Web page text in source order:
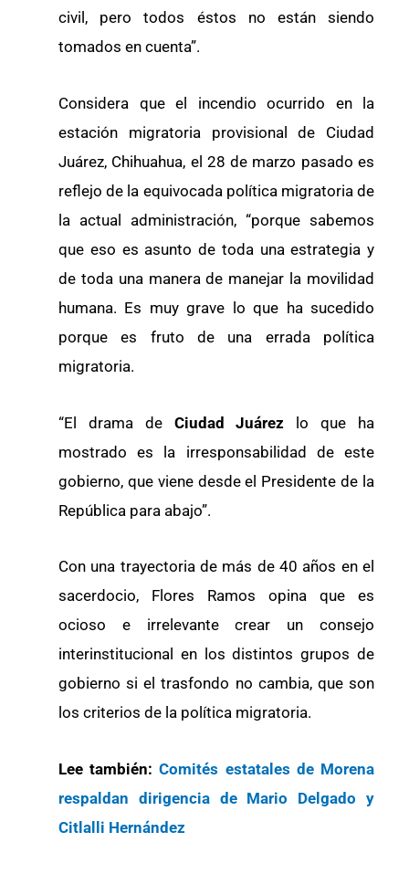
civil, pero todos éstos no están siendo
tomados en cuenta”.
Considera que el incendio ocurrido en la
estación migratoria provisional de Ciudad
Juárez, Chihuahua, el 28 de marzo pasado es
reflejo de la equivocada política migratoria de
la actual administración, “porque sabemos
que eso es asunto de toda una estrategia y
de toda una manera de manejar la movilidad
humana. Es muy grave lo que ha sucedido
porque es fruto de una errada política
migratoria.
“El drama deCiudad Juárez lo que ha
mostrado es la irresponsabilidad de este
gobierno, que viene desde el Presidente de la
República para abajo”.
Con una trayectoria de más de 40 años en el
sacerdocio, Flores Ramos opina que es
ocioso e irrelevante crear un consejo
interinstitucional en los distintos grupos de
gobierno si el trasfondo no cambia, que son
los criterios de la política migratoria.
Lee también:Comités estatales de Morena
respaldan dirigencia de Mario Delgado y
Citlalli Hernández